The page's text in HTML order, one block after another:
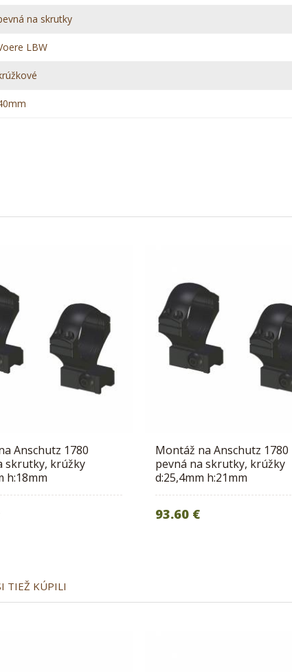
na skrutky
LBW
Anschutz 1780
skrutky, krúžky
h:18mm
Montáž na Anschutz 1780
pevná na skrutky, krúžky
d:25,4mm h:21mm
93.60 €
TIEŽ KÚPILI